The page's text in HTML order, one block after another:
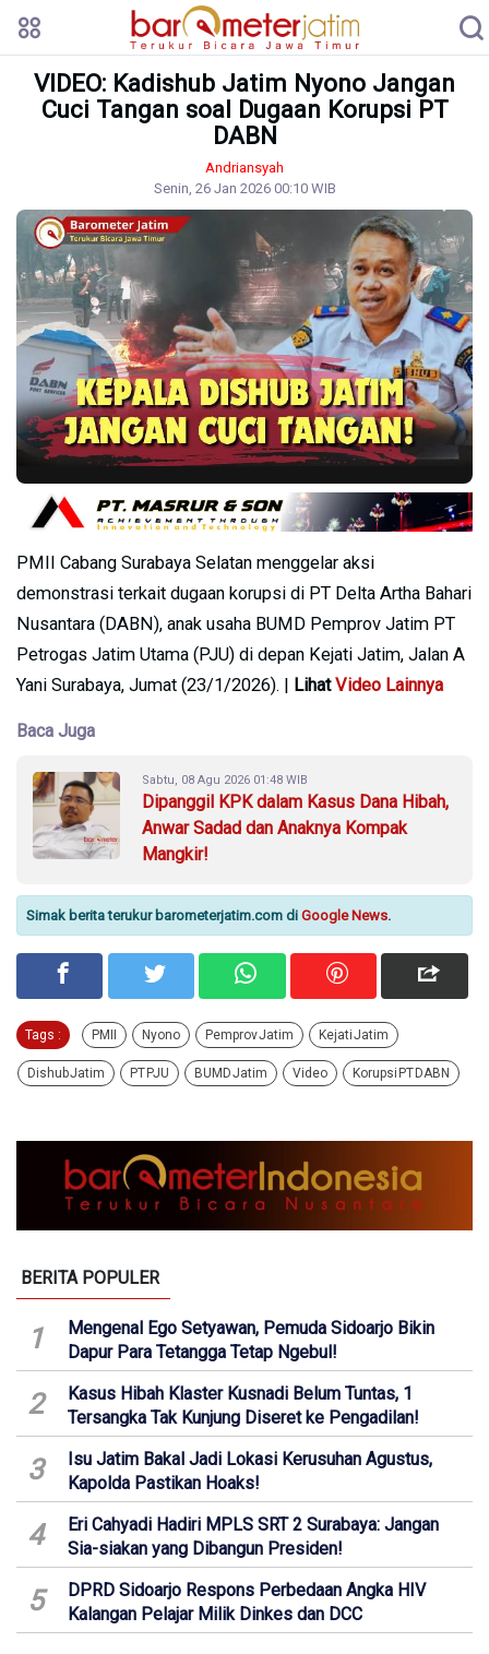
VIDEO: Kadishub Jatim Nyono Jangan
Cuci Tangan soal Dugaan Korupsi PT
DABN
Andriansyah
Senin, 26 Jan 2026 00:10 WIB
PMII Cabang Surabaya Selatan menggelar aksi
demonstrasi terkait dugaan korupsi di PT Delta Artha Bahari
Nusantara (DABN), anak usaha BUMD Pemprov Jatim PT
Petrogas Jatim Utama (PJU) di depan Kejati Jatim, Jalan A
Yani Surabaya, Jumat (23/1/2026). | LihatVideo Lainnya
Baca Juga
Sabtu, 08 Agu 2026 01:48 WIB
Dipanggil KPK dalam Kasus Dana Hibah,
Anwar Sadad dan Anaknya Kompak
Mangkir!
Simak berita terukur barometerjatim.com di Google News.
Tags : PMII Nyono Pemprov Jatim Kejati Jatim
Dishub Jatim PT PJU BUMD Jatim Video Korupsi PT DABN
BERITA POPULER
1
Mengenal Ego Setyawan, Pemuda Sidoarjo Bikin
Dapur Para Tetangga Tetap Ngebul!
2
Kasus Hibah Klaster Kusnadi Belum Tuntas, 1
Tersangka Tak Kunjung Diseret ke Pengadilan!
3
Isu Jatim Bakal Jadi Lokasi Kerusuhan Agustus,
Kapolda Pastikan Hoaks!
4
Eri Cahyadi Hadiri MPLS SRT 2 Surabaya: Jangan
Sia-siakan yang Dibangun Presiden!
5
DPRD Sidoarjo Respons Perbedaan Angka HIV
Kalangan Pelajar Milik Dinkes dan DCC